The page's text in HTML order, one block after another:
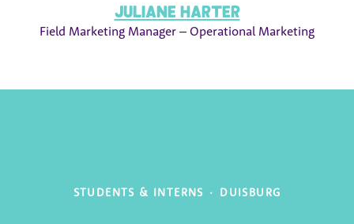
Juliane Harter
Field Marketing Manager – Operational Marketing
STUDENTS & INTERNS · DUISBURG